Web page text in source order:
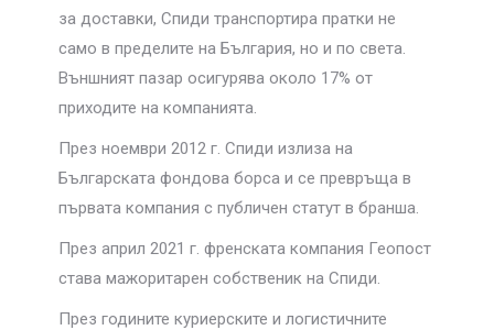
за доставки, Спиди транспортира пратки не
само в пределите на България, но и по света.
Външният пазар осигурява около 17% от
приходите на компанията.
През ноември 2012 г. Спиди излиза на
Българската фондова борса и се превръща в
първата компания с публичен статут в бранша.
През април 2021 г. френската компания Геопост
става мажоритарен собственик на Спиди.
През годините куриерските и логистичните